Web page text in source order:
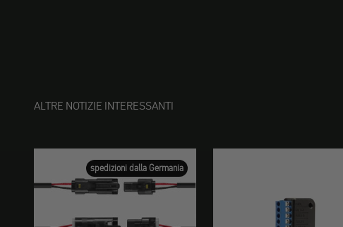
ALTRE NOTIZIE INTERESSANTI
spedizioni dalla Germania